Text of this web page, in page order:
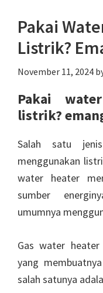
Pakai
Listrik?
November 11, 2024
Pakai
listrik?
Salah satu
menggunakan
water heater
sumber
umumnya
Gas water heater
yang
salah satunya